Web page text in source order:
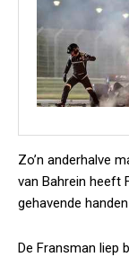
Zo’n anderhalve
van Bahrein heeft
gehavende
De Fransman liep